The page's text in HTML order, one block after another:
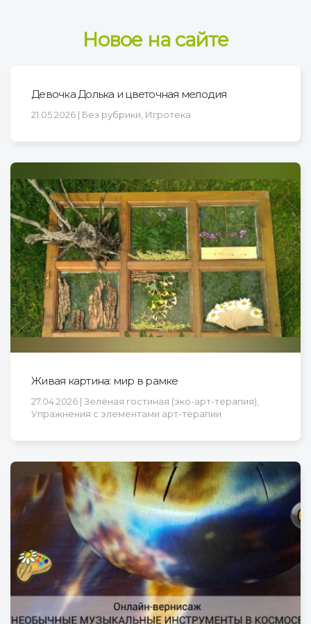
Новое на сайте
Девочка Долька и цветочная мелодия
21.05.2026 | Без рубрики, Игротека
Живая картина: мир в рамке
27.04.2026 | Зелёная гостиная (эко-арт-терапия),
Упражнения с элементами арт-терапии